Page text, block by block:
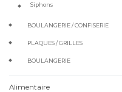
Siphons
BOULANGERIE / CONFISERIE
PLAQUES / GRILLES
BOULANGERIE
Alimentaire